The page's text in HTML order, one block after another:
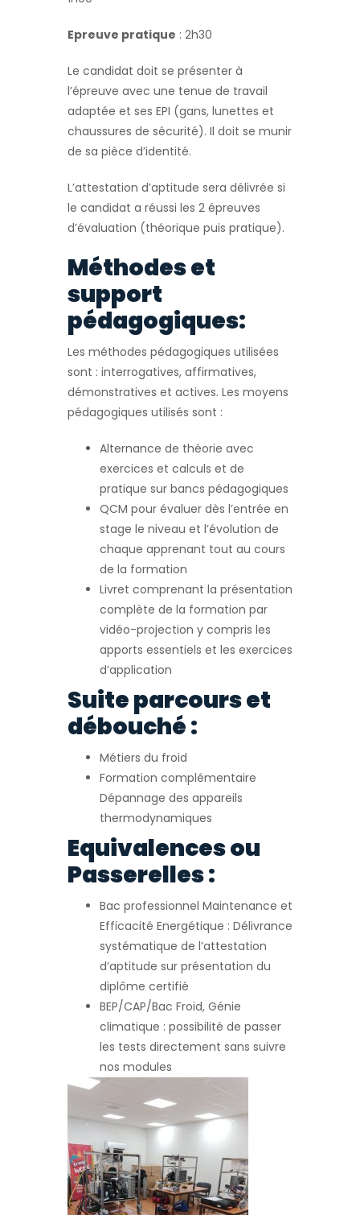
Epreuve pratique : 2h30
Le candidat doit se présenter à
l’épreuve avec une tenue de travail
adaptée et ses EPI (gans, lunettes et
chaussures de sécurité). Il doit se munir
de sa pièce d’identité.
L’attestation d’aptitude sera délivrée si
le candidat a réussi les 2 épreuves
d’évaluation (théorique puis pratique).
Méthodes et
support
pédagogiques:
Les méthodes pédagogiques utilisées
sont : interrogatives, affirmatives,
démonstratives et actives. Les moyens
pédagogiques utilisés sont :
Alternance de théorie avec
exercices et calculs et de
pratique sur bancs pédagogiques
QCM pour évaluer dès l’entrée en
stage le niveau et l’évolution de
chaque apprenant tout au cours
de la formation
Livret comprenant la présentation
complète de la formation par
vidéo-projection y compris les
apports essentiels et les exercices
d’application
Suite parcours et
débouché :
Métiers du froid
Formation complémentaire
Dépannage des appareils
thermodynamiques
Equivalences ou
Passerelles :
Bac professionnel Maintenance et
Efficacité Energétique : Délivrance
systématique de l’attestation
d’aptitude sur présentation du
diplôme certifié
BEP/CAP/Bac Froid, Génie
climatique : possibilité de passer
les tests directement sans suivre
nos modules